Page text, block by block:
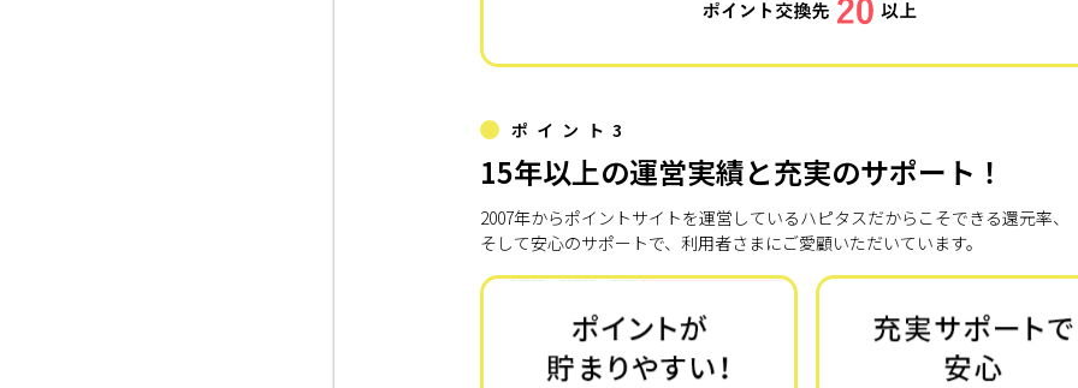
ポイント3
15年以上の運営実績と充実のサポート！
2007年からポイントサイトを運営しているハピタスだからこそできる還元率、
そして安心のサポートで、利用者さまにご愛顧いただいています。